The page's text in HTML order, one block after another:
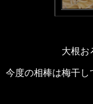
大根お
今度の相棒は梅干し